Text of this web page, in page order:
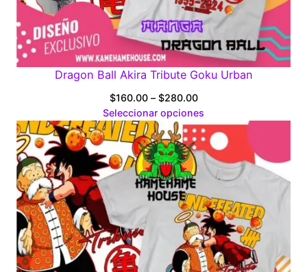
Dragon Ball Akira Tribute Goku Urban
$160.00 – $280.00Price
range:
$160.00
through
$280.00
Seleccionar opciones